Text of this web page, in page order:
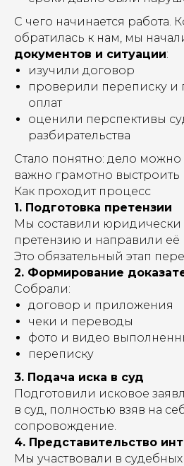
С чего начинается работа.
обратилась к нам, мы
документов и ситуации:
изучили договор
проверили переписку и
оплат
оценили перспективы
разбирательства
Стало понятно: дело можно
важно грамотно
Как проходит процесс
1. Подготовка претензии
Мы составили
претензию и направили её
Это обязательный этап
2. Формирование
Собрали:
договор и приложения
чеки и переводы
фото и видео
переписку
3. Подача иска в суд
Подготовили исковое
в суд, полностью взяв на
сопровождение.
4. Представительство
Мы участвовали в судебных